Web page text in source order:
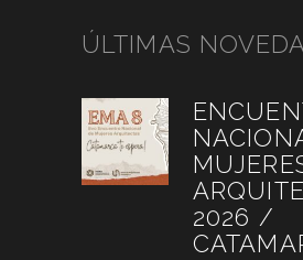
ÚLTIMAS
2026 /